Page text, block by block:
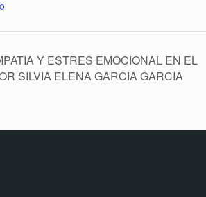
Y ESTRES EMOCIONAL EN EL
SILVIA ELENA GARCIA GARCIA